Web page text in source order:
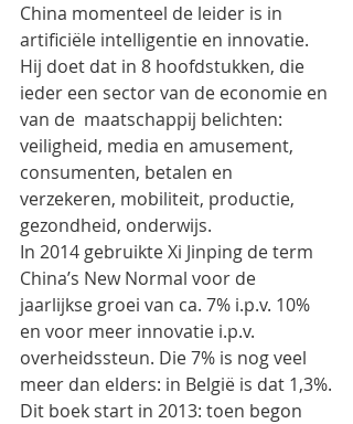
China momenteel de leider is in
artificiële intelligentie en innovatie.
Hij doet dat in 8 hoofdstukken, die
ieder een sector van de economie en
van de  maatschappij belichten:
veiligheid, media en amusement,
consumenten, betalen en
verzekeren, mobiliteit, productie,
gezondheid, onderwijs.
In 2014 gebruikte Xi Jinping de term
China’s New Normal voor de
jaarlijkse groei van ca. 7% i.p.v. 10%
en voor meer innovatie i.p.v.
overheidssteun. Die 7% is nog veel
meer dan elders: in België is dat 1,3%.
Dit boek start in 2013: toen begon